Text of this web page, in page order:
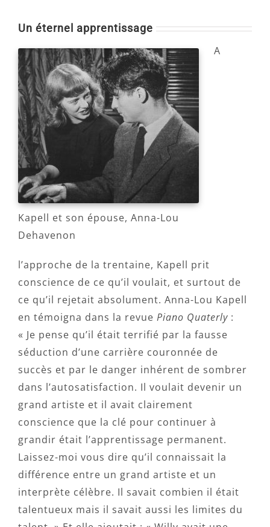
Un éternel apprentissage
Kapell et son épouse, Anna-Lou
Dehavenon
A
l’approche de la trentaine, Kapell prit
conscience de ce qu’il voulait, et surtout de
ce qu’il rejetait absolument. Anna-Lou Kapell
en témoigna dans la revue Piano Quaterly :
« Je pense qu’il était terrifié par la fausse
séduction d’une carrière couronnée de
succès et par le danger inhérent de sombrer
dans l’autosatisfaction. Il voulait devenir un
grand artiste et il avait clairement
conscience que la clé pour continuer à
grandir était l’apprentissage permanent.
Laissez-moi vous dire qu’il connaissait la
différence entre un grand artiste et un
interprète célèbre. Il savait combien il était
talentueux mais il savait aussi les limites du